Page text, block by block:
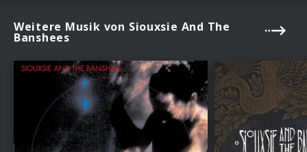
Weitere Musik von Siouxsie And The
Banshees